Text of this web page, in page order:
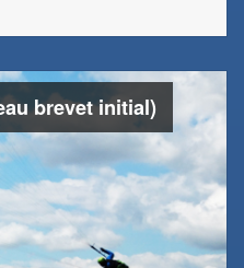
brevet initial)